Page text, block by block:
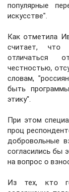
популярные
искусстве".
Как отметила
считает, что
отличаться
честностью,
словам,
быть
этику".
При этом
проц
добровольные
согласились бы
на вопрос о
Из тех, кто